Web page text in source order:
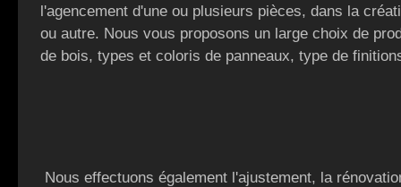
l'agencement d'une ou plusieurs pièces, dans la
ou autre. Nous vous proposons un large choix de
de bois, types et coloris de panneaux, type de
Nous effectuons également l'ajustement, la